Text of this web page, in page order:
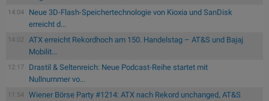
14:04
Neue 3D-Flash-Speichertechnologie von Kioxia und SanDisk
erreicht d...
14:02
ATX erreicht Rekordhoch am 150. Handelstag – AT&S und Bajaj
Mobilit...
12:17
Drastil & Seltenreich: Neue Podcast-Reihe startet mit
Nullnummer vo...
11:54
Wiener Börse Party #1214: ATX nach Rekord unchanged, AT&S